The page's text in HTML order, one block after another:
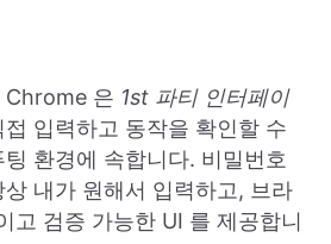
Chrome 은 1st 파티 인터페이
입력하고 동작을 확인할 수
환경에 속합니다. 비밀번호
내가 원해서 입력하고, 브라
고 검증 가능한 UI 를 제공합니